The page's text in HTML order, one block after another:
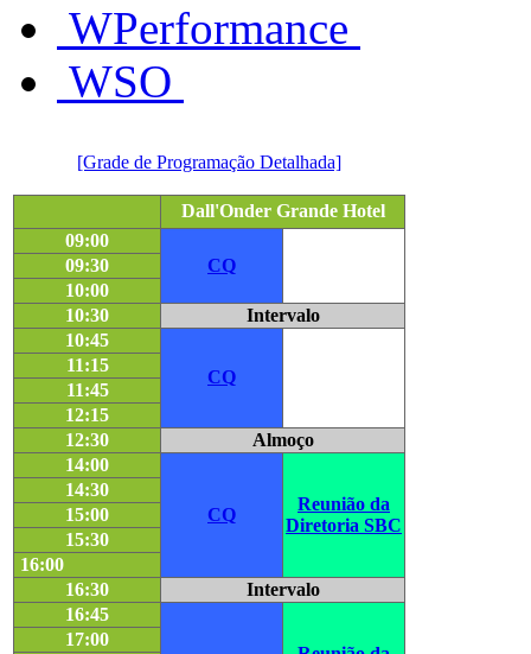
WPerformance
WSO
[Grade de Programação Detalhada]
Dall'Onder Grande Hotel
09:00
CQ
09:30
10:00
10:30
Intervalo
10:45
CQ
11:15
11:45
12:15
12:30
Almoço
14:00
CQ
Reunião da
Diretoria SBC
14:30
15:00
15:30
16:00
16:30
Intervalo
16:45
17:00